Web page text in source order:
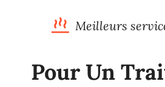
Meilleurs
Pour Un